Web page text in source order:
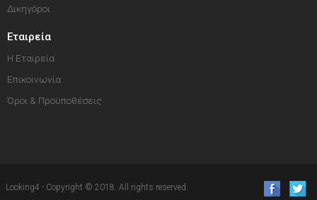
Δικηγόροι
Εταιρεία
Η Εταιρεία
Επικοινωνία
Όροι & Προϋποθέσεις
Looking4 - Copyright © 2018. All rights reserved.